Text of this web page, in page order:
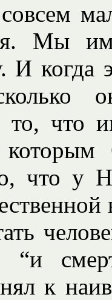
Мы
И
что
что у
“и
к